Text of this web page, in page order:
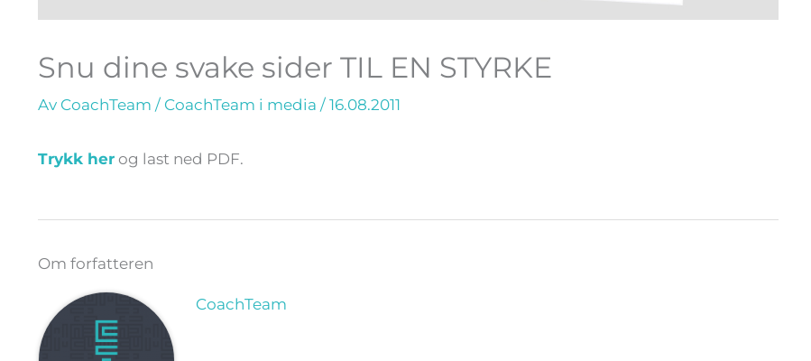
Snu dine svake sider TIL EN STYRKE
Av CoachTeam / CoachTeam i media / 16.08.2011
Trykk her og last ned PDF.
Om forfatteren
CoachTeam